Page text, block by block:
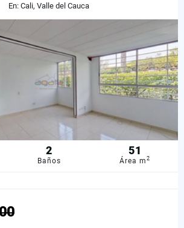
En: Cali, Valle del Cauca
2
Baños
51
Área m2